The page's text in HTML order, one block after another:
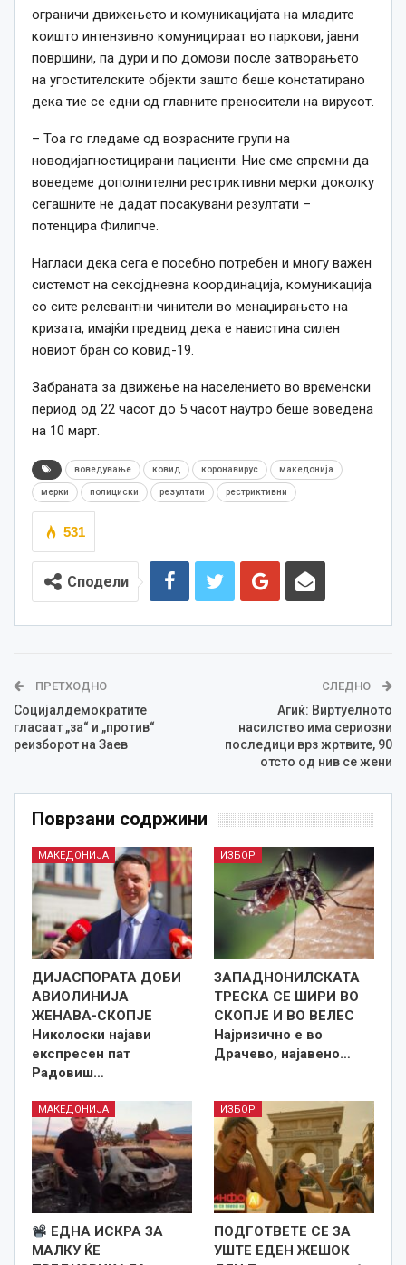
ограничи движењето и комуникацијата на младите
коишто интензивно комуницираат во паркови, јавни
површини, па дури и по домови после затворањето
на угостителските објекти зашто беше констатирано
дека тие се едни од главните преносители на вирусот.
– Тоа го гледаме од возрасните групи на
новодијагностицирани пациенти. Ние сме спремни да
воведеме дополнителни рестриктивни мерки доколку
сегашните не дадат посакувани резултати –
потенцира Филипче.
Нагласи дека сега е посебно потребен и многу важен
системот на секојдневна координација, комуникација
со сите релевантни чинители во менаџирањето на
кризата, имајќи предвид дека е навистина силен
новиот бран со ковид-19.
Забраната за движење на населението во временски
период од 22 часот до 5 часот наутро беше воведена
на 10 март.
воведување ковид коронавирус македонија
мерки полициски резултати рестриктивни
531
Сподели
ПРЕТХОДНО
Социјалдемократите
гласаат „за“ и „против“
реизборот на Заев
СЛЕДНО
Агиќ: Виртуелното
насилство има сериозни
последици врз жртвите, 90
отсто од нив се жени
Поврзани содржини
МАКЕДОНИЈА
ДИЈАСПОРАТА ДОБИ
АВИОЛИНИЈА
ЖЕНАВА-СКОПЈЕ
Николоски најави
експресен пат
Радовиш…
ИЗБОР
ЗАПАДНОНИЛСКАТА
ТРЕСКА СЕ ШИРИ ВО
СКОПЈЕ И ВО ВЕЛЕС
Најризично е во
Драчево, најавено…
МАКЕДОНИЈА
ЕДНА ИСКРА ЗА
МАЛКУ ЌЕ
ИЗБОР
ПОДГОТВЕТЕ СЕ ЗА
УШТЕ ЕДЕН ЖЕШОК